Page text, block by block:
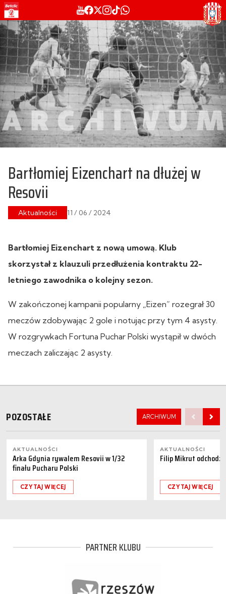
Bartłomiej Eizenchart na dłużej w
Resovii
Aktualności 11 / 06 / 2024
Bartłomiej Eizenchart z nową umową. Klub
skorzystał z klauzuli przedłużenia kontraktu 22-
letniego zawodnika o kolejny sezon.
W zakończonej kampanii popularny „Eizen” rozegrał 30
meczów zdobywając 2 gole i notując przy tym 4 asysty.
W rozgrywkach Fortuna Puchar Polski wystąpił w dwóch
meczach zaliczając 2 asysty.
POZOSTAŁE ARCHIWUM
AKTUALNOŚCI
Arka Gdynia rywalem Resovii w 1/32
finału Pucharu Polski
CZYTAJ WIĘCEJ
AKTUALNOŚCI
Filip Mikrut
CZYTAJ WIĘCEJ
PARTNER KLUBU